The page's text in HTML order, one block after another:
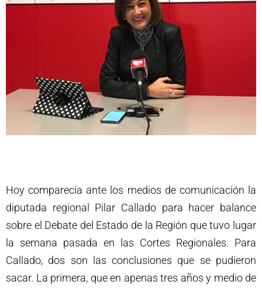
Hoy comparecía ante los medios de comunicación la
diputada regional Pilar Callado para hacer balance
sobre el Debate del Estado de la Región que tuvo lugar
la semana pasada en las Cortes Regionales. Para
Callado, dos son las conclusiones que se pudieron
sacar. La primera, que en apenas tres años y medio de